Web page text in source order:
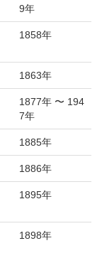
9年
1858年
1863年
1877年 〜 194
7年
1885年
1886年
1895年
1898年